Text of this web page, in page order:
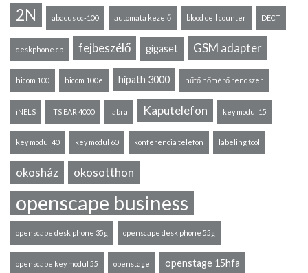
2N abacus cc-100 automata kezelő blood cell counter DECT
deskphone cp fejbeszélő gigaset GSM adapter
hicom 100 hicom 100e hipath 3000 hűtő hőmérő rendszer
iNELS ITS EAR 4000 jabra Kaputelefon key modul 15
key modul 40 key modul 60 konferencia telefon labeling tool
okosház okosotthon
openscape business
openscape desk phone 35g openscape desk phone 55g
openscape key modul 55 openstage openstage 15hfa